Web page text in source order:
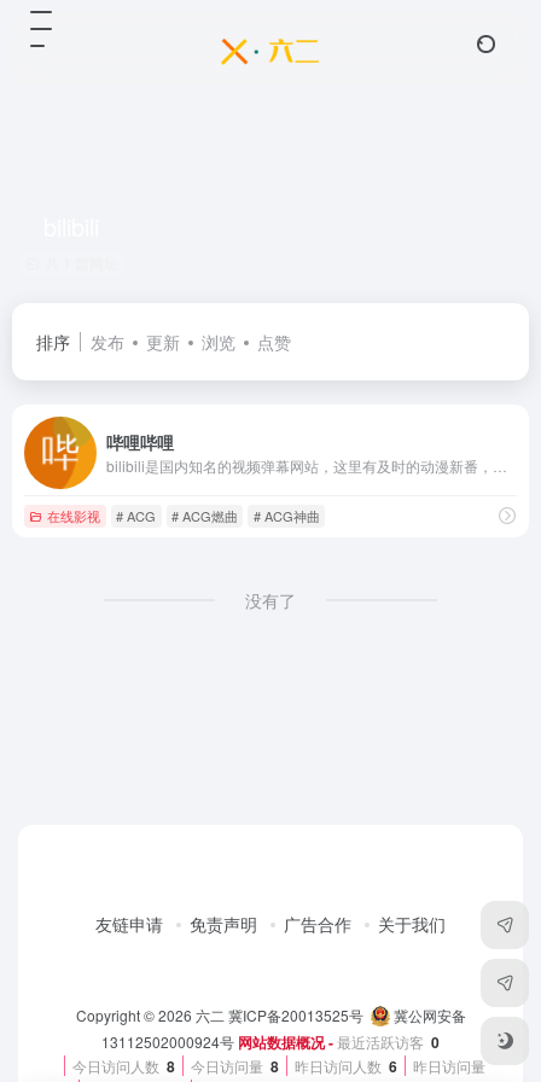
排序 发布 更新 浏览 点赞
哔哩哔哩
在线影视 # ACG # ACG燃曲 # ACG神曲
没有了
友链申请 免责声明 广告合作 关于我们
Copyright © 2026 六二 冀ICP备20013525号
冀公网安备
13112502000924号 网站数据概况 -最近活跃访客 0
今日访问人数 8 今日访问量 8 昨日访问人数 6 昨日访问量